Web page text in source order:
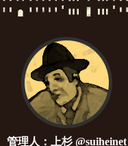
管理人：上杉 @suiheinet